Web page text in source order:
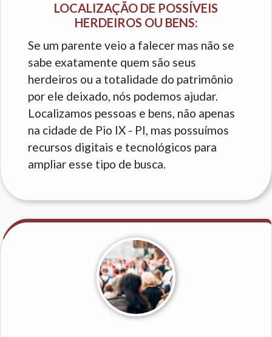
LOCALIZAÇÃO DE POSSÍVEIS
HERDEIROS OU BENS:
Se um parente veio a falecer mas não se
sabe exatamente quem são seus
herdeiros ou a totalidade do patrimônio
por ele deixado, nós podemos ajudar.
Localizamos pessoas e bens, não apenas
na cidade de Pio IX - PI, mas possuímos
recursos digitais e tecnológicos para
ampliar esse tipo de busca.